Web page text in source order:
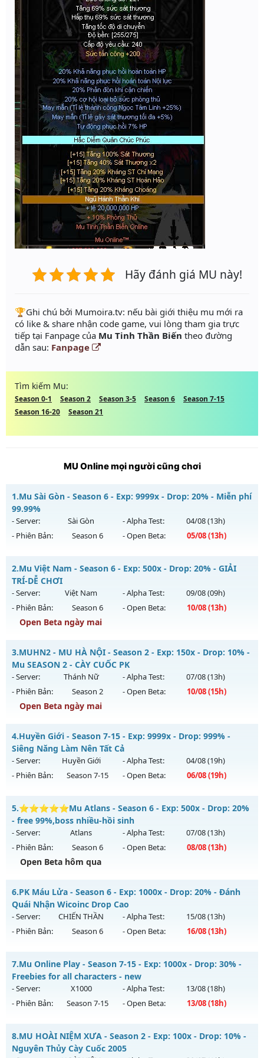
Hãy đánh giá MU này!
️🏆Ghi chú bởi Mumoira.tv: nếu bài giới thiệu mu mới ra
có like & share nhận code game, vui lòng tham gia trực
tiếp tại Fanpage của Mu Tinh Thần Biến theo đường
dẫn sau: Fanpage
Tìm kiếm Mu:
Season 0-1 Season 2 Season 3-5 Season 6
Season 7-15
Season 16-20
Season 21
MU Online mọi người cũng chơi
1.Mu Sài Gòn - Season 6 - Exp: 9999x - Drop: 20% - Miễn phí
99.99%
- Server: Sài Gòn - Alpha Test: 04/08(13h)
- Phiên Bản:
Season 6 - Open Beta: 05/08(13h)
Mu Sài Gòn - Miễn phí 99.99%
Mu mới ra tháng 08 2026 - Mở máy chủ
ngày 05/08/2626
Exp: 9999x - Drop: 20%
Kiểu reset: Reset In Game
Thể loại: Mu Custom thêm đồ mới
Antihack: 8x
2.Mu Việt Nam - Season 6 - Exp: 500x - Drop: 20% - GIẢI
TRÍ-DỄ CHƠI
- Server: Việt Nam - Alpha Test: 09/08(09h)
- Phiên Bản:
Season 6 - Open Beta: 10/08(13h)
Open Beta ngày mai
Mu Việt Nam - GIẢI TRÍ-DỄ CHƠI
Mu mới ra tháng 08 2026 - Mở máy chủ
ngày 10/08/2626
Exp: 500x - Drop: 20%
Kiểu reset: Reset In Game
Antihack: PRO
3.MUHN2 - MU HÀ NỘI - Season 2 - Exp: 150x - Drop: 10% -
Mu SEASON 2 - CÀY CUỐC PK
- Server: Thánh Nữ - Alpha Test: 07/08(13h)
- Phiên Bản:
Season 2 - Open Beta: 10/08(15h)
Open Beta ngày mai
MUHN2 - MU HÀ NỘI - Mu SEASON 2 - CÀY CUỐC PK
Mu mới ra tháng 08 2026 - Mở máy chủ
ngày 10/08/2626
Exp: 150x - Drop: 10%
Thể loại: Mu Nguyên bản Webzen
Antihack: IGMU.DEV
4.Huyền Giới - Season 7-15 - Exp: 9999x - Drop: 999% -
Siêng Năng Làm Nên Tất Cả
- Server: Huyền Giới - Alpha Test: 04/08(19h)
- Phiên Bản:
Season 7-15 - Open Beta: 06/08(19h)
Huyền Giới - Siêng Năng Làm Nên Tất Cả
Mu mới ra tháng 08 2026 - Mở máy chủ
ngày 06/08/2626
Exp: 9999x - Drop: 999%
Kiểu reset: Reset In Game
Antihack: Anti
5.⭐⭐⭐⭐⭐Mu Atlans - Season 6 - Exp: 500x - Drop: 20%
- free 99%,boss nhiều-hồi sinh
- Server: Atlans - Alpha Test: 07/08(13h)
- Phiên Bản:
Season 6 - Open Beta: 08/08(13h)
Open Beta hôm qua
⭐⭐⭐⭐⭐Mu Atlans - free 99%,boss nhiều-hồi sinh
Mu mới ra tháng 08 2026 - Mở máy chủ
ngày 08/08/2626
Exp: 500x - Drop: 20%
Thể loại: Mu Nguyên bản Webzen
Antihack: chống hack 99%
6.PK Máu Lửa - Season 6 - Exp: 1000x - Drop: 20% - Đánh
Quái Nhận Wicoinc Drop Cao
- Server: CHIẾN THẦN - Alpha Test: 15/08(13h)
- Phiên Bản:
Season 6 - Open Beta: 16/08(13h)
Mu mới ra tháng 08 2026 - Mở máy chủ
13h ngày 16/08/2626
Exp: 1000x - Drop: 20%
Thể loại: Mu Nguyên bản Webzen
7.Mu Online Play - Season 7-15 - Exp: 1000x - Drop: 30% -
Freebies for all characters - new
- Server: X1000 - Alpha Test: 13/08(18h)
- Phiên Bản:
Season 7-15 - Open Beta: 13/08(18h)
Mu Online Play - Freebies for all characters - new
Mu mới ra tháng 08 2026 - Mở máy chủ
8.MU HOÀI NIỆM XƯA - Season 2 - Exp: 100x - Drop: 10% -
Nguyên Thủy Cày Cuốc 2005